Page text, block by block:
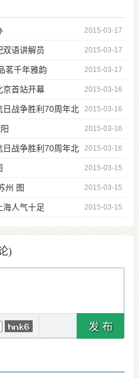
2015-03-17
2015-03-17
双语讲解员
2015-03-17
茗千年雅韵
2015-03-16
京首站开幕
2015-03-16
战争胜利70周年北
2015-03-16
2015-03-16
战争胜利70周年北
2015-03-15
2015-03-15
州 图
2015-03-15
海人气十足
)
发 布